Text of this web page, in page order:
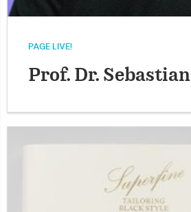
PAGE LIVE!
Prof. Dr.